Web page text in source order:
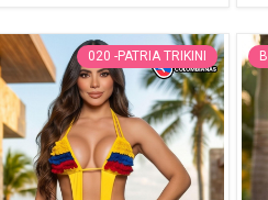
020 -PATRIA TRIKINI